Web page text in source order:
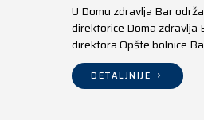
U Domu zdravlja Bar
direktorice Doma zdravlja
direktora Opšte bolnice
direktora Doma zdravlja
DETALJNIJE